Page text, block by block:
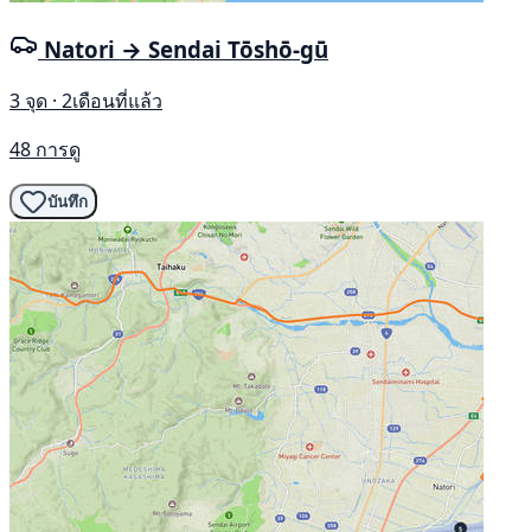
Natori → Sendai Tōshō-gū
3 จุด · 2เดือนที่แล้ว
48 การดู
บันทึก